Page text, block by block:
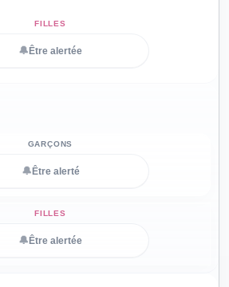
🔔 Être alertée
🔔 Être alerté
🔔 Être alertée